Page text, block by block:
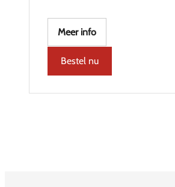
was:
Meer info
Bestel nu